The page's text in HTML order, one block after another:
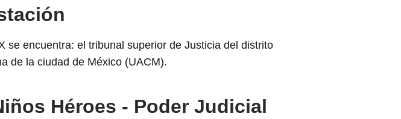
se encuentra: el tribunal superior de Justicia del distrito
de la ciudad de México (UACM).
Héroes - Poder Judicial